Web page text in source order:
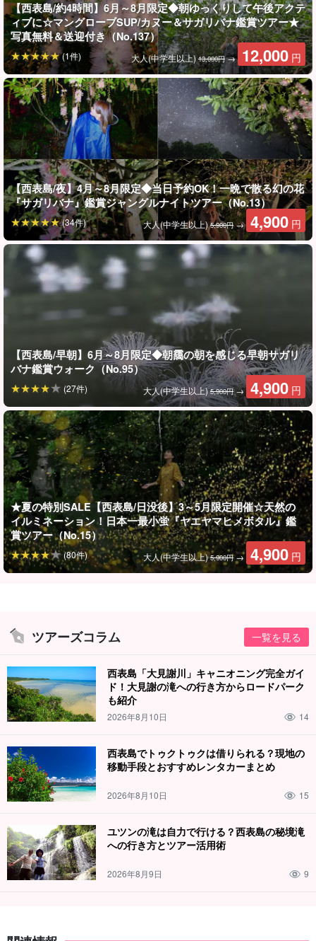
神秘的な夜のジャングルへ！
夜行性動物との出会える特別体験を☆
夜のジャングルは昼間とは全く違った顔を見せます。
静寂の中で聞こえる自然の音や夜行性の動物たちとの出会いは神
秘的で、冒険心をくすぐる体験ができます。
ナイトツアーで出会える生き物例
◆リュウキュウコノハズク
◆ヤエヤマオオコウモリ
◆コノハズク
◆コガタハナサキガエル
※自然の生き物ですので必ず出会えるとは限りません。ご了承くだ
さい。
ジャングルナイトツアーでは、ヤシガニやコノハズクなど、西表
島ならではの夜行性動物たちに出会うチャンスがあります。
ガイドがしっかりサポート
暗い道も西表島を熟知したガイドが丁寧にご案内するので安心！
たくさんの方に安全なツアーを楽しんでいただいております。
⬇︎サガリバナ開催時期以外のナイトツアーはこちらをご検討くださ
い☆
★夏の特別SALE【西表島/夜】ペルセウス座の観測チ
ャンス！天然のプラネタリウム！星空＆亜熱帯ジャン
グルナイトツアー♪当日予約OK！子連れ家族・団体旅
行にもおすすめ（No.16）
開始時間：20:00〜22:00
所要時間：約2時間
円
【西表島/約4時間】6月～8月限定◆朝ゆっくりして午後アクテ
ィブに☆マングローブSUP/カヌー＆サガリバナ鑑賞ツアー★
写真無料＆送迎付き（No.137）
大人(中学生以上)13,000円→ 12,000 円
(1件)
【西表島/夜】4月～8月限定◆当日予約OK！一晩で散る幻の花
『サガリバナ』鑑賞ジャングルナイトツアー（No.13）
大人(中学生以上)5,900円→ 4,900 円
(34件)
【西表島/早朝】6月～8月限定◆朝靄の朝を感じる早朝サガリ
バナ鑑賞ウォーク（No.95）
大人(中学生以上)5,900円→ 4,900 円
(27件)
★夏の特別SALE【西表島/日没後】3～5月限定開催☆天然の
イルミネーション！日本一最小蛍『ヤエヤマヒメボタル』鑑
賞ツアー（No.15）
大人(中学生以上)5,900円→ 4,900 円
(80件)
ツアーズコラム 一覧を見る
西表島「大見謝川」キャニオニング完全ガイ
ド！大見謝の滝への行き方からロードパーク
も紹介
2026年8月10日 14
西表島でトゥクトゥクは借りられる？現地の
移動手段とおすすめレンタカーまとめ
2026年8月10日 15
ユツンの滝は自力で行ける？西表島の秘境滝
への行き方とツアー活用術
2026年8月9日 9